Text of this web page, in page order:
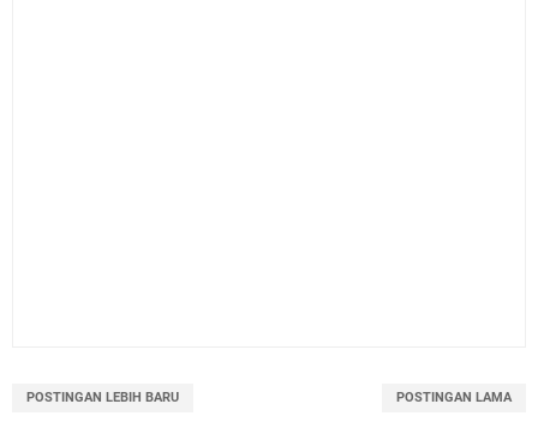
POSTINGAN LEBIH BARU POSTINGAN LAMA